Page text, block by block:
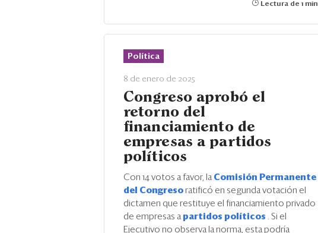
Lectura de 1 min
Política
8 de enero de 2025
Congreso aprobó el
retorno del
financiamiento de
empresas a partidos
políticos
Con 14 votos a favor, la Comisión Permanente
del Congreso ratificó en segunda votación el
dictamen que restituye el financiamiento privado
de empresas a partidos políticos . Si el
Ejecutivo no observa la norma, esta podría